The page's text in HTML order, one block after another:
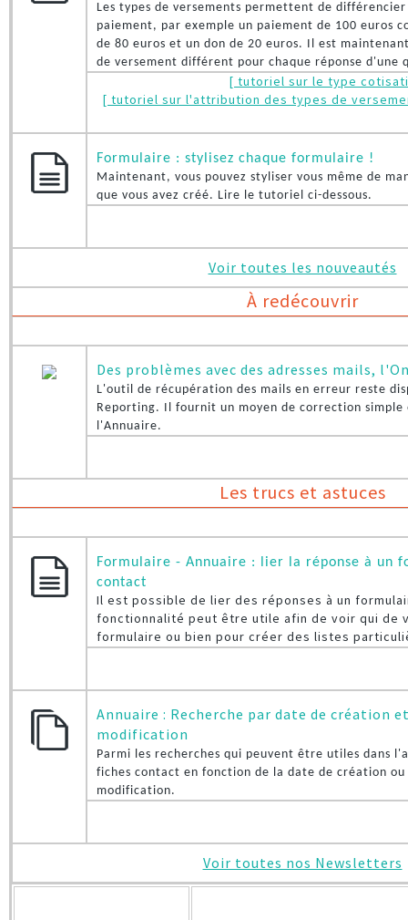
Les types de versements permettent de
paiement, par exemple un paiement de 100 euros
de 80 euros et un don de 20 euros. Il est
de versement différent pour chaque réponse d'une
[ tutoriel sur le type
[ tutoriel sur l'attribution des types de
Formulaire : stylisez chaque formulaire !
Maintenant, vous pouvez styliser vous même de
que vous avez créé. Lire le tutoriel ci-dessous.
Voir toutes les nouveautés
À redécouvrir
Des problèmes avec des adresses mails,
L'outil de récupération des mails en erreur reste
Reporting. Il fournit un moyen de correction
l'Annuaire.
Les trucs et astuces
Formulaire - Annuaire : lier la réponse à un
contact
Il est possible de lier des réponses à un
fonctionnalité peut être utile afin de voir qui de
formulaire ou bien pour créer des listes
Annuaire : Recherche par date de création
modification
Parmi les recherches qui peuvent être utiles dans
fiches contact en fonction de la date de création
modification.
Voir toutes nos Newsletters